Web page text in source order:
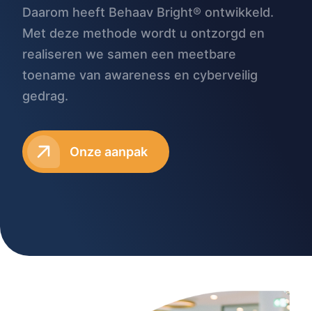
Daarom heeft Behaav Bright® ontwikkeld.
Met deze methode wordt u ontzorgd en
realiseren we samen een meetbare
toename van awareness en cyberveilig
gedrag.
Onze aanpak